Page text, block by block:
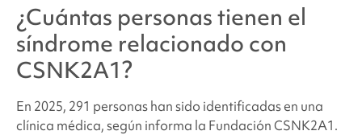
¿Cuántas personas tienen el
síndrome relacionado con
CSNK2A1?
En 2025, 291 personas han sido identificadas en una
clínica médica, según informa la Fundación CSNK2A1.